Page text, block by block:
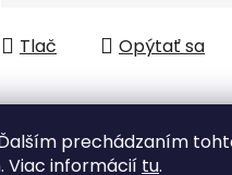
prechádzaním
Viac informácií tu.
Tlač
Opýtať sa